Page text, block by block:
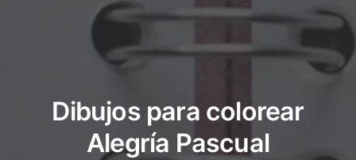
Dibujos para colorear
Alegría Pascual